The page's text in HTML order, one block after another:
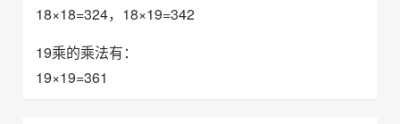
18×18=324，18×19=342
19乘的乘法有：
19×19=361